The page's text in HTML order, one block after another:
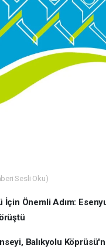
Sesli Oku)
İçin Önemli Adım:
Balıkyolu